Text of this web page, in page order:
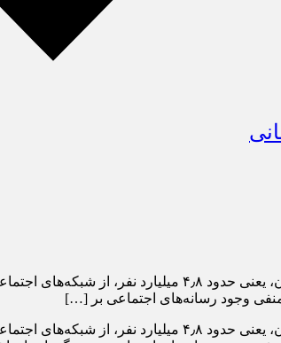
طبق آخرین گزارش‌ها، در حال حاضر بیش از نصف
طبق آخرین گزارش‌ها، در حال حاضر بیش از نصف